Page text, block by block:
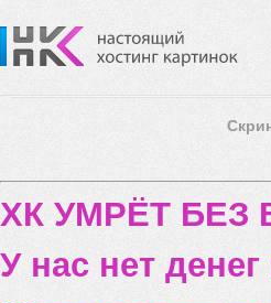
ХК УМРЁТ
У нас нет